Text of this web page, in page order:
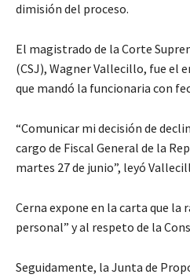
dimisión del proceso.
El magistrado de la Corte
(CSJ), Wagner Vallecillo, fue el
que mandó la funcionaria con
“Comunicar mi decisión de
cargo de Fiscal General de la
martes 27 de junio”, leyó
Cerna expone en la carta que la
personal” y al respeto de la
Seguidamente, la Junta de